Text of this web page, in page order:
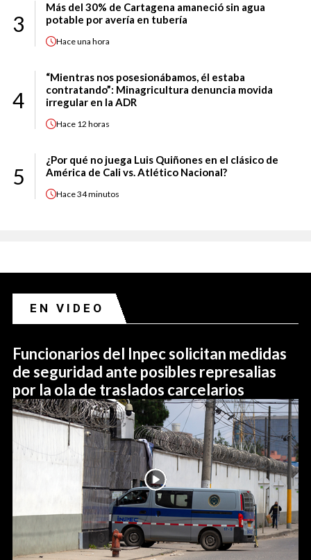
3
Más del 30% de Cartagena amaneció sin agua
potable por avería en tubería
Haceuna hora
4
“Mientras nos posesionábamos, él estaba
contratando”: Minagricultura denuncia movida
irregular en la ADR
Hace 12 horas
5
¿Por qué no juega Luis Quiñones en el clásico de
América de Cali vs. Atlético Nacional?
Hace34 minutos
EN VIDEO
Funcionarios del Inpec solicitan medidas
de seguridad ante posibles represalias
por la ola de traslados carcelarios